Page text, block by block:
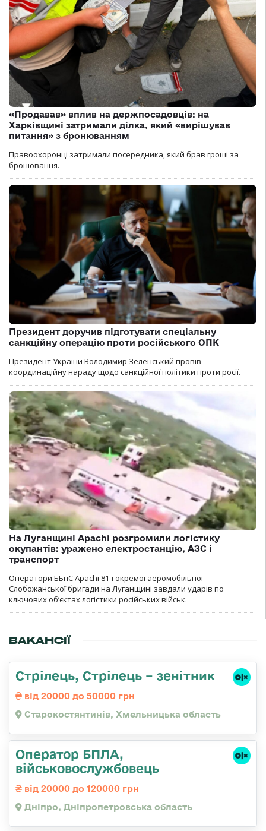
«Продавав» вплив на держпосадовців: на
Харківщині затримали ділка, який «вирішував
питання» з бронюванням
Правоохоронці затримали посередника, який брав гроші за
бронювання.
Президент доручив підготувати спеціальну
санкційну операцію проти російського ОПК
Президент України Володимир Зеленський провів
координаційну нараду щодо санкційної політики проти росії.
На Луганщині Apachi розгромили логістику
окупантів: уражено електростанцію, АЗС і
транспорт
Оператори ББпС Apachi 81-ї окремої аеромобільної
Слобожанської бригади на Луганщині завдали ударів по
ключових об’єктах логістики російських військ.
ВАКАНСІЇ
Стрілець, Стрілець – зенітник
від 20000 до 50000 грн
Старокостянтинів, Хмельницька область
Оператор БПЛА,
військовослужбовець
від 20000 до 120000 грн
Дніпро, Дніпропетровська область